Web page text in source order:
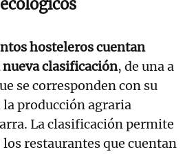
hosteleros cuentan
clasificación, de una a
se corresponden con su
producción agraria
La clasificación permite
restaurantes que cuentan